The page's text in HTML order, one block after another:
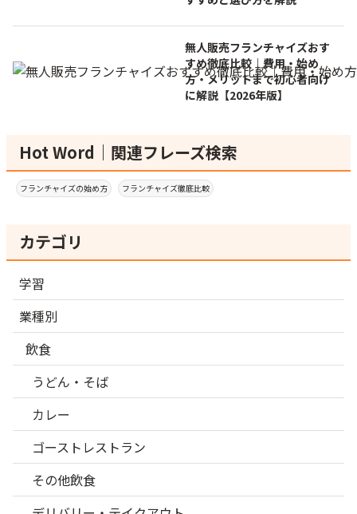
無人販売フランチャイズおす
すめ徹底比較｜費用・始め
方・メリットまで初心者向け
に解説【2026年版】
Hot Word｜関連フレーズ検索
フランチャイズの始め方 フランチャイズ徹底比較
カテゴリ
学習
業種別
飲食
うどん・そば
カレー
ゴーストレストラン
その他飲食